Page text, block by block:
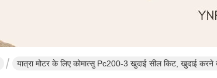
यात्रा मोटर के लिए कोमात्सु Pc200-3 खुदाई सील किट, खुदाई करने